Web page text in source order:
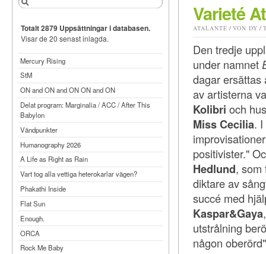
Varieté
ATALANTE / VON DY /
Den tredje
under namnet
dagar ersättas
av artisterna
Kolibri och
Miss Cecilia.
positivister."
Hedlund, som
diktare av
succé med
Kaspar&Gaya
utstrålning
någon
Totalt 2879 Uppsättningar i databasen.
Visar de 20 senast inlagda.
Mercury Rising
StM
ON and ON and ON ON and ON
Delat program: Marginalia / ACC / After This
Babylon
Vändpunkter
Humanography 2026
A Life as Right as Rain
Vart tog alla vettiga heterokarlar vägen?
Phakathi Inside
Flat Sun
Enough.
ORCA
Rock Me Baby